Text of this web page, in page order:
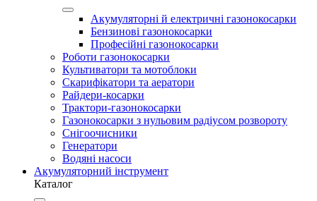
Акумуляторні й електричні газонокосарки
Бензинові газонокосарки
Професійні газонокосарки
Роботи газонокосарки
Культиватори та мотоблоки
Скарифікатори та аератори
Райдери-косарки
Трактори-газонокосарки
Газонокосарки з нульовим радіусом розвороту
Снігоочисники
Генератори
Водяні насоси
Акумуляторний інструмент
Каталог